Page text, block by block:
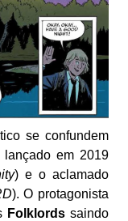
se confundem
lançado em 2019
) e o aclamado
). O protagonista
Folklords saindo